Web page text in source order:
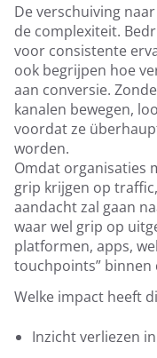
De verschuiving
de complexiteit.
voor consistente
ook begrijpen hoe
aan conversie.
kanalen bewegen,
voordat ze
worden.
Omdat organisaties
grip krijgen op
aandacht zal gaan
waar wel grip op
platformen, apps,
touchpoints”
Welke impact heeft
Inzicht verliezen